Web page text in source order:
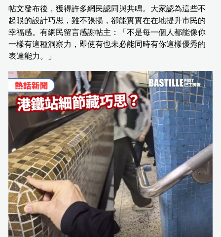
帖文發布後，獲得許多網民認同與共鳴。大家認為這些不
起眼的設計巧思，雖不張揚，卻能實實在在地提升市民的
幸福感。有網民留言感謝帖主：「不是每一個人都能像你
一樣有這種洞察力，即使有也未必能同時有你這樣優秀的
表達能力。」